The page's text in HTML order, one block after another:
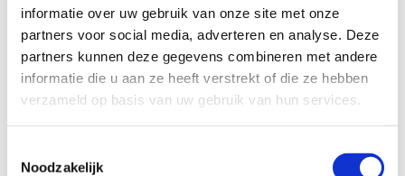
informatie over uw gebruik van onze site met onze
partners voor social media, adverteren en analyse. Deze
partners kunnen deze gegevens combineren met andere
informatie die u aan ze heeft verstrekt of die ze hebben
verzameld op basis van uw gebruik van hun services.
Noodzakelijk